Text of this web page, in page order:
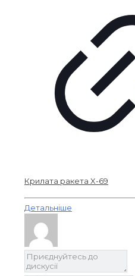
Крилата ракета X-69
Детальніше